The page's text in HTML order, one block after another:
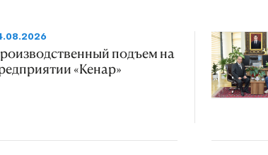
подъем на
«Кенар»